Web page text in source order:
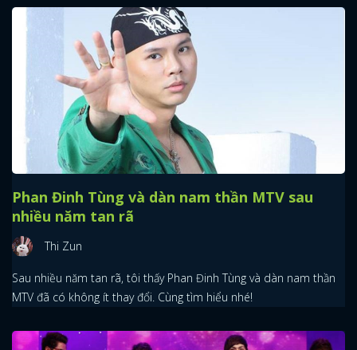
Phan Đinh Tùng và dàn nam thần MTV sau
nhiều năm tan rã
Thi Zun
Sau nhiều năm tan rã, tôi thấy Phan Đinh Tùng và dàn nam thần
MTV đã có không ít thay đổi. Cùng tìm hiểu nhé!